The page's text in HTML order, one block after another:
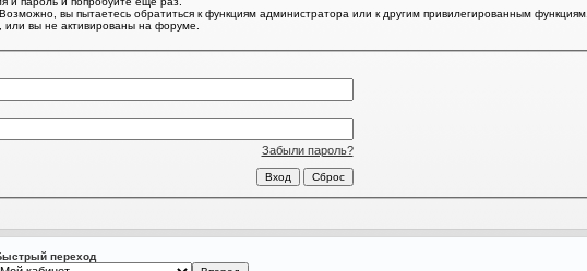
вы пытаетесь обратиться к функциям администратора или к другим привилегированным функциям.
вы не активированы на форуме.
Забыли пароль?
переход